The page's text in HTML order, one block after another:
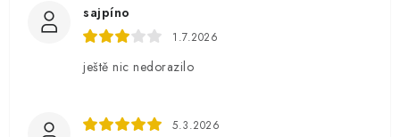
sajpíno
1.7.2026
ještě nic nedorazilo
5.3.2026